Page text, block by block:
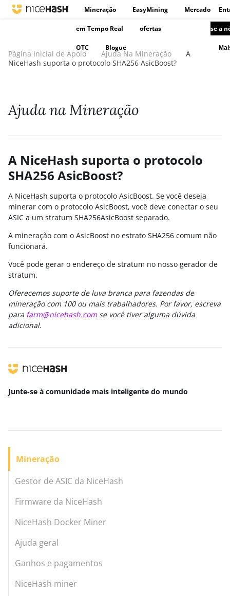
Mineração EasyMining Mercado
em Tempo Real ofertas
OTC Blogue
se a
Página Inicial de Apoio Ajuda Na Mineração
A
NiceHash suporta o protocolo SHA256 AsicBoost?
Ajuda na Mineração
A NiceHash suporta o protocolo
SHA256 AsicBoost?
A NiceHash suporta o protocolo AsicBoost. Se você deseja
minerar com o protocolo AsicBoost, você deve conectar o seu
ASIC a um stratum SHA256AsicBoost separado.
A mineração com o AsicBoost no estrato SHA256 comum não
funcionará.
Você pode gerar o endereço de stratum no nosso gerador de
stratum.
Oferecemos suporte de luva branca para fazendas de
mineração com 100 ou mais trabalhadores. Por favor, escreva
para farm@nicehash.comse você tiver alguma dúvida
adicional.
Junte-se à comunidade mais inteligente do mundo
Mineração
Gestor de ASIC da NiceHash
Firmware da NiceHash
NiceHash Docker Miner
Ajuda geral
Ganhos e pagamentos
NiceHash miner